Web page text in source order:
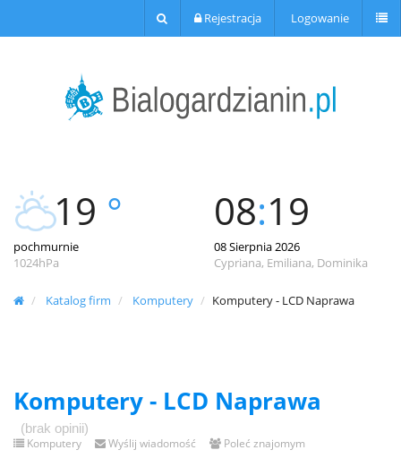
Rejestracja Logowanie
19 °
pochmurnie
1024hPa
08:19
08 Sierpnia 2026
Cypriana, Emiliana, Dominika
Katalog firm Komputery Komputery - LCD Naprawa
Komputery - LCD Naprawa
(brak opinii)
Komputery
Wyślij wiadomość Poleć znajomym